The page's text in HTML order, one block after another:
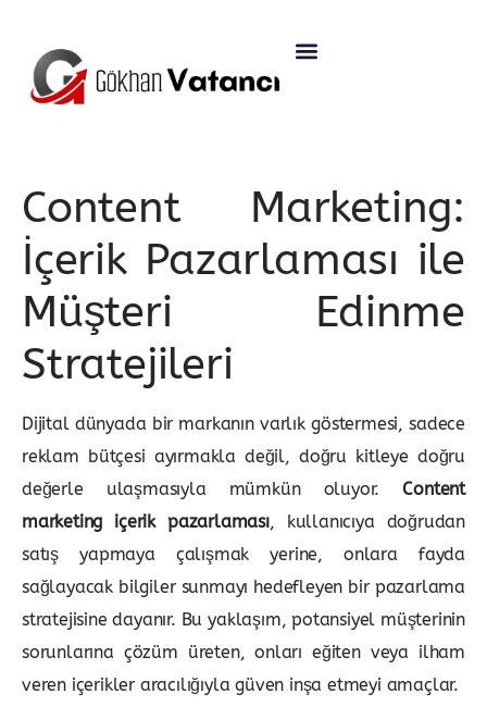
Content Marketing:
İçerik Pazarlaması ile
Müşteri Edinme
Stratejileri
Dijital dünyada bir markanın varlık göstermesi, sadece
reklam bütçesi ayırmakla değil, doğru kitleye doğru
değerle ulaşmasıyla mümkün oluyor.Content
marketing içerik pazarlaması, kullanıcıya doğrudan
satış yapmaya çalışmak yerine, onlara fayda
sağlayacak bilgiler sunmayı hedefleyen bir pazarlama
stratejisine dayanır. Bu yaklaşım, potansiyel müşterinin
sorunlarına çözüm üreten, onları eğiten veya ilham
veren içerikler aracılığıyla güven inşa etmeyi amaçlar.